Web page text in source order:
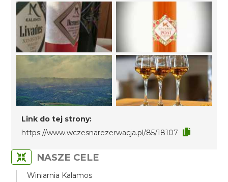
Link do tej strony:
https://www.wczesnarezerwacja.pl/85/18107
NASZE CELE
Winiarnia Kalamos